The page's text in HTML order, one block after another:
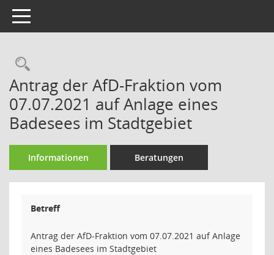
Toggle navigation
Rechercheauswahl
Antrag der AfD-Fraktion vom
07.07.2021 auf Anlage eines
Badesees im Stadtgebiet
Informationen Beratungen
Betreff
Antrag der AfD-Fraktion vom 07.07.2021 auf Anlage
eines Badesees im Stadtgebiet